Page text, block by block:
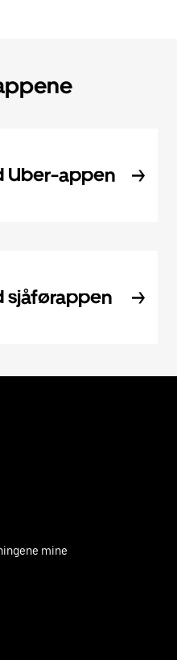
Uber-appen
sjåførappen
mine